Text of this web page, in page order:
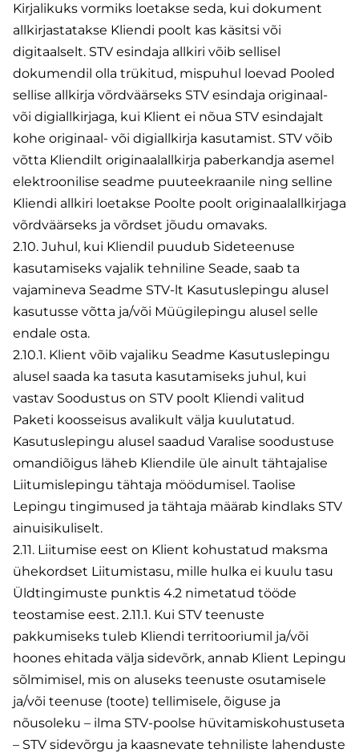
Kirjalikuks vormiks loetakse seda, kui dokument
allkirjastatakse Kliendi poolt kas käsitsi või
digitaalselt. STV esindaja allkiri võib sellisel
dokumendil olla trükitud, mispuhul loevad Pooled
sellise allkirja võrdväärseks STV esindaja originaal-
või digiallkirjaga, kui Klient ei nõua STV esindajalt
kohe originaal- või digiallkirja kasutamist. STV võib
võtta Kliendilt originaalallkirja paberkandja asemel
elektroonilise seadme puuteekraanile ning selline
Kliendi allkiri loetakse Poolte poolt originaalallkirjaga
võrdväärseks ja võrdset jõudu omavaks.
2.10. Juhul, kui Kliendil puudub Sideteenuse
kasutamiseks vajalik tehniline Seade, saab ta
vajamineva Seadme STV-lt Kasutuslepingu alusel
kasutusse võtta ja/või Müügilepingu alusel selle
endale osta.
2.10.1. Klient võib vajaliku Seadme Kasutuslepingu
alusel saada ka tasuta kasutamiseks juhul, kui
vastav Soodustus on STV poolt Kliendi valitud
Paketi koosseisus avalikult välja kuulutatud.
Kasutuslepingu alusel saadud Varalise soodustuse
omandiõigus läheb Kliendile üle ainult tähtajalise
Liitumislepingu tähtaja möödumisel. Taolise
Lepingu tingimused ja tähtaja määrab kindlaks STV
ainuisikuliselt.
2.11. Liitumise eest on Klient kohustatud maksma
ühekordset Liitumistasu, mille hulka ei kuulu tasu
Üldtingimuste punktis 4.2 nimetatud tööde
teostamise eest. 2.11.1. Kui STV teenuste
pakkumiseks tuleb Kliendi territooriumil ja/või
hoones ehitada välja sidevõrk, annab Klient Lepingu
sõlmimisel, mis on aluseks teenuste osutamisele
ja/või teenuse (toote) tellimisele, õiguse ja
nõusoleku – ilma STV-poolse hüvitamiskohustuseta
– STV sidevõrgu ja kaasnevate tehniliste lahenduste